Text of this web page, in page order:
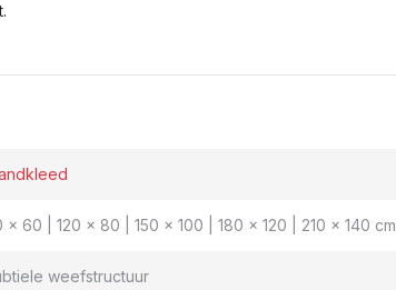
x 60 | 120 x 80 | 150 x 100 | 180 x 120 | 210 x 140 cm
weefstructuur